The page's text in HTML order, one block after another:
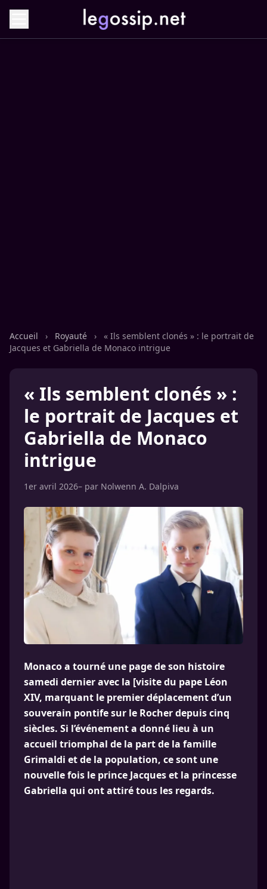
Accueil › Royauté ›
« Ils semblent clonés » : le portrait de
Jacques et Gabriella de Monaco intrigue
« Ils semblent clonés » :
le portrait de Jacques et
Gabriella de Monaco
intrigue
1er avril 2026– par Nolwenn A. Dalpiva
Monaco a tourné une page de son histoire
samedi dernier avec la [visite du pape Léon
XIV, marquant le premier déplacement d’un
souverain pontife sur le Rocher depuis cinq
siècles. Si l’événement a donné lieu à un
accueil triomphal de la part de la famille
Grimaldi et de la population, ce sont une
nouvelle fois le prince Jacques et la princesse
Gabriella qui ont attiré tous les regards.